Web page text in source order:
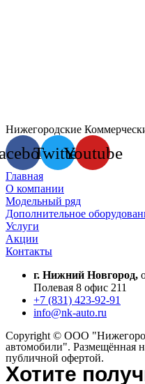
Нижегородские
TwitterYoutube
Главная
О компании
Модельный ряд
Дополнительное
Услуги
Акции
Контакты
г. Нижний Новгород,
Полевая 8 офис 211
+7 (831) 423-92-91
info@nk-auto.ru
Copyright © ООО
автомобили". Размещённая
публичной офертой.
Хотите